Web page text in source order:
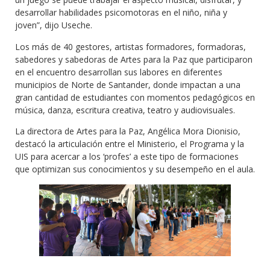
desarrollar habilidades psicomotoras en el niño, niña y
joven”, dijo Useche.
Los más de 40 gestores, artistas formadores, formadoras,
sabedores y sabedoras de Artes para la Paz que participaron
en el encuentro desarrollan sus labores en diferentes
municipios de Norte de Santander, donde impactan a una
gran cantidad de estudiantes con momentos pedagógicos en
música, danza, escritura creativa, teatro y audiovisuales.
La directora de Artes para la Paz, Angélica Mora Dionisio,
destacó la articulación entre el Ministerio, el Programa y la
UIS para acercar a los ‘profes’ a este tipo de formaciones
que optimizan sus conocimientos y su desempeño en el aula.